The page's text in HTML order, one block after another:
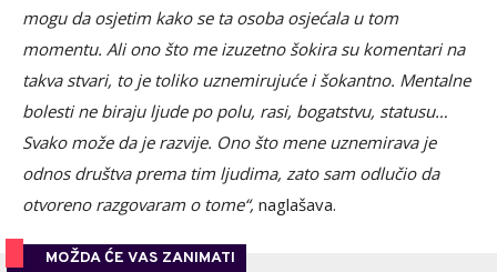
mogu da osjetim kako se ta osoba osjećala u tom
momentu. Ali ono što me izuzetno šokira su komentari na
takva stvari, to je toliko uznemirujuće i šokantno. Mentalne
bolesti ne biraju ljude po polu, rasi, bogatstvu, statusu…
Svako može da je razvije. Ono što mene uznemirava je
odnos društva prema tim ljudima, zato sam odlučio da
otvoreno razgovaram o tome“, naglašava.
MOŽDA ĆE VAS ZANIMATI